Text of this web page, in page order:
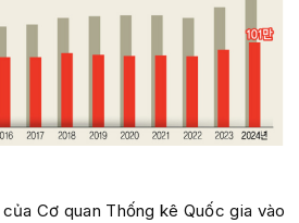
Cơ quan Thống kê Quốc gia vào